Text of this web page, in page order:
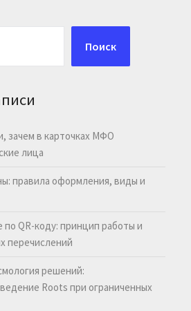
Поиск
зачем в карточках МФО
лица
правила оформления, виды и
QR-коду: принцип работы и
перечислений
решений:
Roots при ограниченных